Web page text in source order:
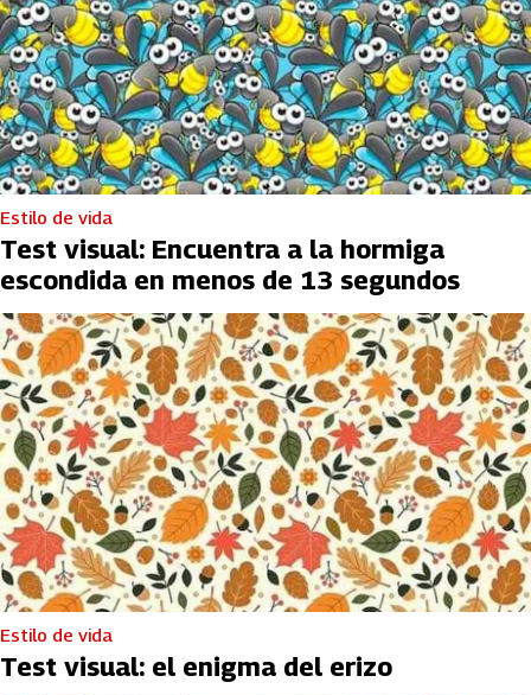
Estilo de vida
Test visual: Encuentra a la hormiga
escondida en menos de 13 segundos
Estilo de vida
Test visual: el enigma del erizo